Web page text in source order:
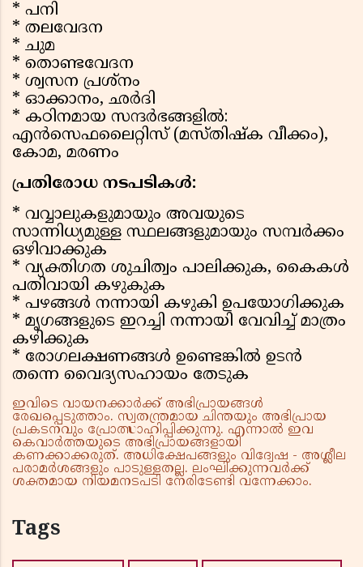
* പനി
* തലവേദന
* ചുമ
* തൊണ്ടവേദന
* ശ്വസന പ്രശ്നം
* ഓക്കാനം, ഛർദി
* കഠിനമായ സന്ദർഭങ്ങളിൽ:
എൻസെഫലൈറ്റിസ് (മസ്തിഷ്ക വീക്കം),
കോമ, മരണം
പ്രതിരോധ നടപടികൾ:
* വവ്വാലുകളുമായും അവയുടെ
സാന്നിധ്യമുള്ള സ്ഥലങ്ങളുമായും സമ്പർക്കം
ഒഴിവാക്കുക
* വ്യക്തിഗത ശുചിത്വം പാലിക്കുക, കൈകൾ
പതിവായി കഴുകുക
* പഴങ്ങൾ നന്നായി കഴുകി ഉപയോഗിക്കുക
* മൃഗങ്ങളുടെ ഇറച്ചി നന്നായി വേവിച്ച് മാത്രം
കഴിക്കുക
* രോഗലക്ഷണങ്ങൾ ഉണ്ടെങ്കിൽ ഉടൻ
തന്നെ വൈദ്യസഹായം തേടുക
ഇവിടെ വായനക്കാർക്ക് അഭിപ്രായങ്ങൾ
രേഖപ്പെടുത്താം. സ്വതന്ത്രമായ ചിന്തയും അഭിപ്രായ
പ്രകടനവും പ്രോത്സാഹിപ്പിക്കുന്നു. എന്നാൽ ഇവ
കെവാർത്തയുടെ അഭിപ്രായങ്ങളായി
കണക്കാക്കരുത്. അധിക്ഷേപങ്ങളും വിദ്വേഷ - അശ്ലീല
പരാമർശങ്ങളും പാടുള്ളതല്ല. ലംഘിക്കുന്നവർക്ക്
ശക്തമായ നിയമനടപടി നേരിടേണ്ടി വന്നേക്കാം.
Tags